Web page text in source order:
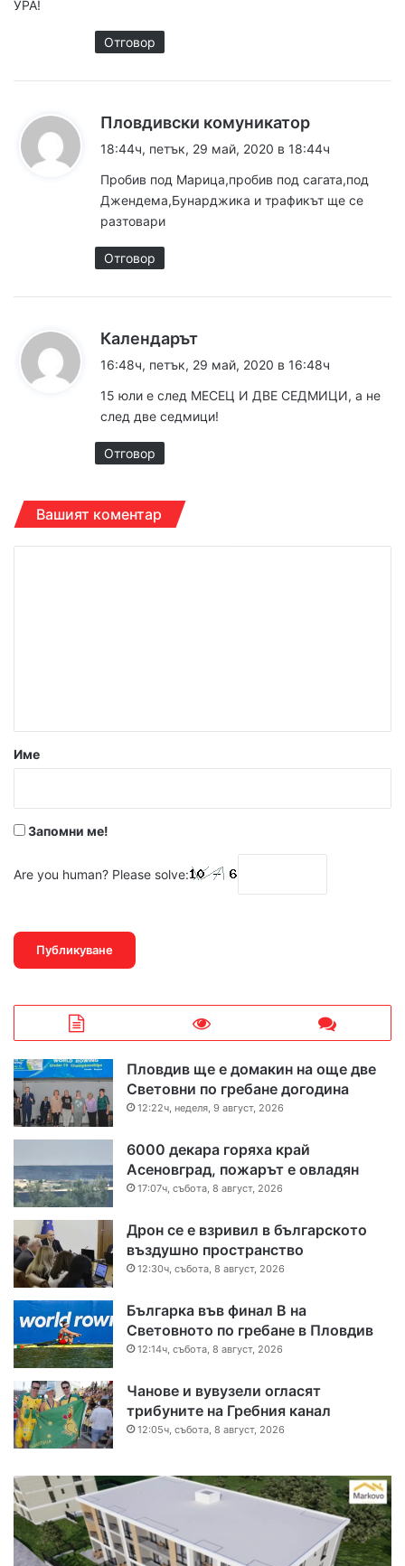
УРА!
Отговор
Пловдивски комуникатор
а
а
:
18:44ч, петък, 29 май, 2020 в 18:44ч
Пробив под Марица,пробив под сагата,под
Джендема,Бунарджика и трафикът ще се
разтовари
Отговор
Календарът
а
а
:
16:48ч, петък, 29 май, 2020 в 16:48ч
15 юли е след МЕСЕЦ И ДВЕ СЕДМИЦИ, а не
след две седмици!
Отговор
Вашият коментар
р
Име
Запомни ме!
Are you human? Please solve:
Пловдив ще е домакин на още две
Световни по гребане догодина
12:22ч, неделя, 9 август, 2026
6000 декара горяха край
Асеновград, пожарът е овладян
17:07ч, събота, 8 август, 2026
Дрон се е взривил в българското
въздушно пространство
12:30ч, събота, 8 август, 2026
Българка във финал B на
Световното по гребане в Пловдив
12:14ч, събота, 8 август, 2026
Чанове и вувузели огласят
трибуните на Гребния канал
12:05ч, събота, 8 август, 2026